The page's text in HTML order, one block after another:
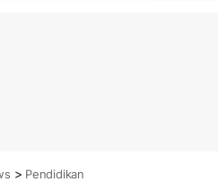
> Pendidikan